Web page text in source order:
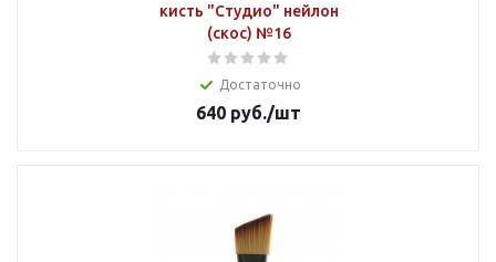
кисть "Студио" нейлон
(скос) №16
Достаточно
640 руб./шт